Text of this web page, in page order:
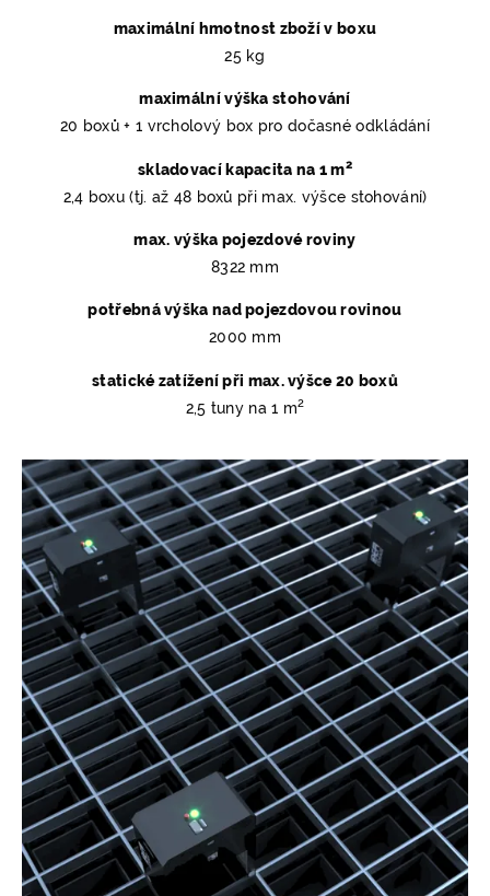
maximální hmotnost zboží v boxu
25 kg
maximální výška stohování
20 boxů + 1 vrcholový box pro dočasné odkládání
skladovací kapacita na 1 m2
2,4 boxu (tj. až 48 boxů při max. výšce stohování)
max. výška pojezdové roviny
8322 mm
potřebná výška nad pojezdovou rovinou
2000 mm
statické zatížení při max. výšce 20 boxů
2,5 tuny na 1 m2